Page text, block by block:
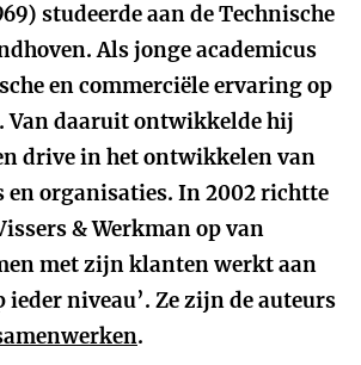
studeerde aan de Technische
Als jonge academicus
en commerciële ervaring op
Van daaruit ontwikkelde hij
drive in het ontwikkelen van
en organisaties. In 2002 richtte
& Werkman op van
met zijn klanten werkt aan
ieder niveau’. Ze zijn de auteurs
.